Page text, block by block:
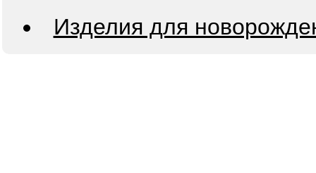
Изделия для